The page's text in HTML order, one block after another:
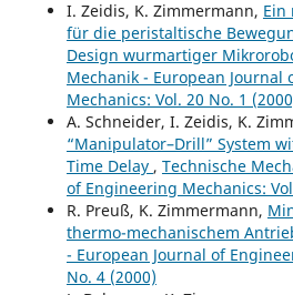
I. Zeidis, K. Zimmermann, Ein
für die peristaltische
Design wurmartiger
Mechanik - European Journal
Mechanics: Vol. 20 No. 1
A. Schneider, I. Zeidis, K.
“Manipulator–Drill” System
Time Delay , Technische
of Engineering Mechanics:
R. Preuß, K. Zimmermann,
thermo-mechanischem
- European Journal of
No. 4 (2000)